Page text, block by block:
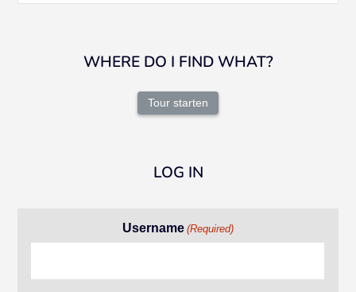
WHERE DO I FIND WHAT?
Tour starten
LOG IN
Username (Required)